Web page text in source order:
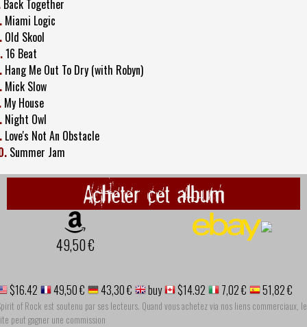
Back Together
Miami Logic
Old Skool
16 Beat
Hang Me Out To Dry (with Robyn)
Mick Slow
My House
Night Owl
Love's Not An Obstacle
Summer Jam
Acheter cet album
49,50 €
$16.42 49,50 € 43,30 € buy $14.92 7,02 € 51,82 €
of Rock est soutenu par ses lecteurs. Quand vous achetez via nos liens commerciaux, le
peut gagner une commission